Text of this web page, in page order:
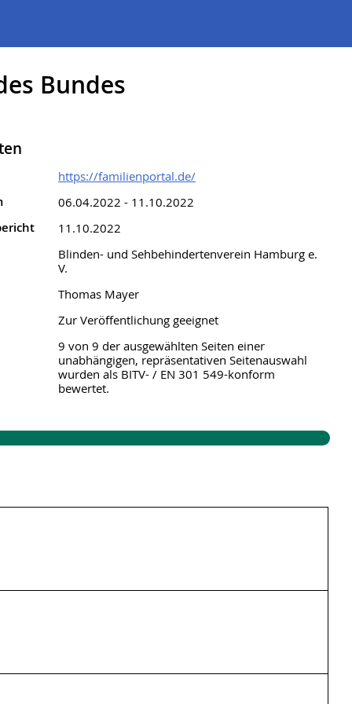
Bundes
je geprüfter Seite
https://familienportal.de/
06.04.2022 - 11.10.2022
11.10.2022
Blinden- und Sehbehindertenverein Hamburg e.
V.
Thomas Mayer
Zur Veröffentlichung geeignet
9 von 9 der ausgewählten Seiten einer
unabhängigen, repräsentativen Seitenauswahl
wurden als BITV- / EN 301 549-konform
bewertet.